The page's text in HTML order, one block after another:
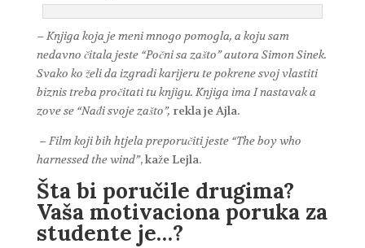
– Knjiga koja je meni mnogo pomogla, a koju sam
nedavno čitala jeste “Počni sa zašto” autora Simon Sinek.
Svako ko želi da izgradi karijeru te pokrene svoj vlastiti
biznis treba pročitati tu knjigu. Knjiga ima I nastavak a
zove se “Nađi svoje zašto”, rekla je Ajla.
– Film koji bih htjela preporučiti jeste “The boy who
harnessed the wind”, kaže Lejla.
Šta bi poručile drugima?
Vaša motivaciona poruka za
studente je…?